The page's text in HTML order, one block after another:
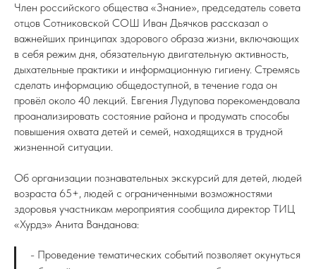
Член российского общества «Знание», председатель совета
отцов Сотниковской СОШ Иван Дьячков рассказал о
важнейших принципах здорового образа жизни, включающих
в себя режим дня, обязательную двигательную активность,
дыхательные практики и информационную гигиену. Стремясь
сделать информацию общедоступной, в течение года он
провёл около 40 лекций. Евгения Лудупова порекомендовала
проанализировать состояние района и продумать способы
повышения охвата детей и семей, находящихся в трудной
жизненной ситуации.
Об организации познавательных экскурсий для детей, людей
возраста 65+, людей с ограниченными возможностями
здоровья участникам мероприятия сообщила директор ТИЦ
«Хурдэ» Анита Ванданова:
- Проведение тематических событий позволяет окунуться